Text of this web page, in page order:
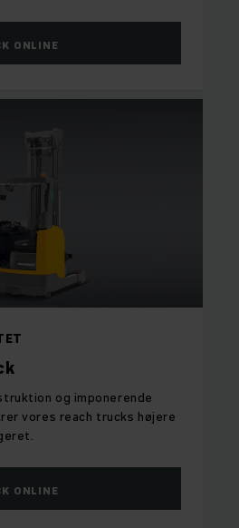
ONLINE
og imponerende
vores reach trucks højere
ONLINE